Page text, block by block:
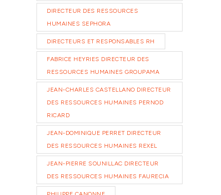
DIRECTEUR DES RESSOURCES
HUMAINES SEPHORA
DIRECTEURS ET RESPONSABLES RH
FABRICE HEYRIES DIRECTEUR DES
RESSOURCES HUMAINES GROUPAMA
JEAN-CHARLES CASTELLANO DIRECTEUR
DES RESSOURCES HUMAINES PERNOD
RICARD
JEAN-DOMINIQUE PERRET DIRECTEUR
DES RESSOURCES HUMAINES REXEL
JEAN-PIERRE SOUNILLAC DIRECTEUR
DES RESSOURCES HUMAINES FAURECIA